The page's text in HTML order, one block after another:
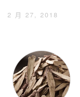
2 月 27, 2018